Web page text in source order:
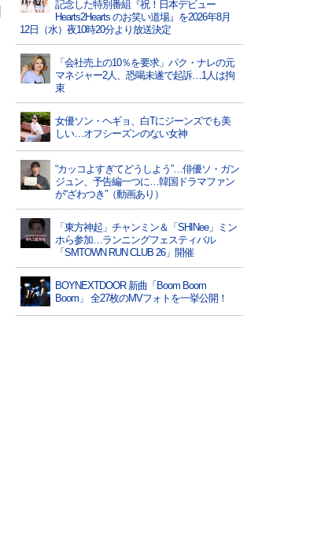
記念した特別番組『祝！日本デビュー
Hearts2Hearts のお笑い道場』を2026年8月
12日（水）夜10時20分より放送決定
「会社売上の10％を要求」パク・ナレの元
マネジャー2人、恐喝未遂で起訴…1人は拘
束
女優ソン・ヘギョ、白Tにジーンズでも美
しい…オフシーズンのない女神
“カッコよすぎてどうしよう”…俳優ソ・ガン
ジュン、予告編一つに…韓国ドラマファン
が“ざわつき”（動画あり）
「東方神起」チャンミン＆「SHINee」ミン
ホら参加…ランニングフェスティバル
「SMTOWN RUN CLUB 26」開催
BOYNEXTDOOR 新曲「Boom Boom
Boom」 全27枚のMVフォトを一挙公開！